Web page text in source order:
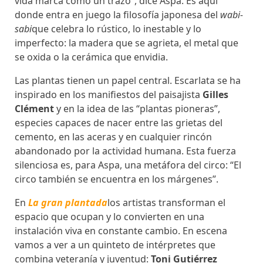
donde entra en juego la filosofía japonesa del wabi-
sabique celebra lo rústico, lo inestable y lo
imperfecto: la madera que se agrieta, el metal que
se oxida o la cerámica que envidia.
Las plantas tienen un papel central. Escarlata se ha
inspirado en los manifiestos del paisajista Gilles
Clémenty en la idea de las “plantas pioneras”,
especies capaces de nacer entre las grietas del
cemento, en las aceras y en cualquier rincón
abandonado por la actividad humana. Esta fuerza
silenciosa es, para Aspa, una metáfora del circo: “El
circo también se encuentra en los márgenes”.
En La gran plantadalos artistas transforman el
espacio que ocupan y lo convierten en una
instalación viva en constante cambio. En escena
vamos a ver a un quinteto de intérpretes que
combina veteranía y juventud: Toni Gutiérrez